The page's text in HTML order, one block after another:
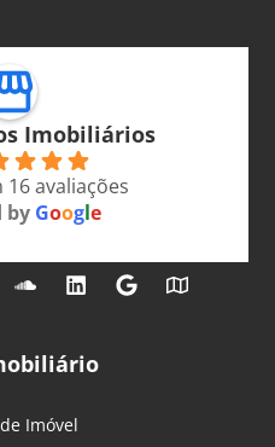
Imobiliários
16 avaliações
by Google
Imóvel